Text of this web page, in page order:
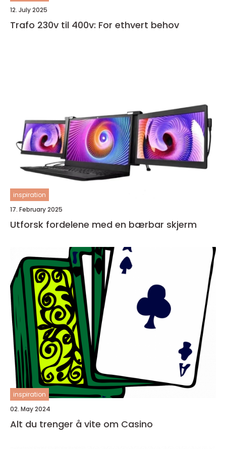
12. July 2025
Trafo 230v til 400v: For ethvert behov
inspiration
17. February 2025
Utforsk fordelene med en bærbar skjerm
inspiration
02. May 2024
Alt du trenger å vite om Casino